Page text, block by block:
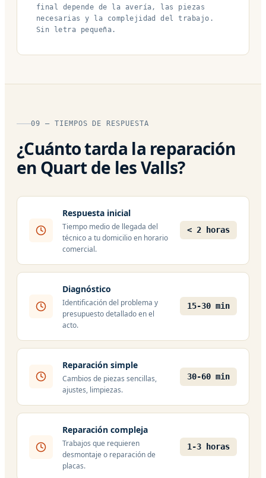
final depende de la avería, las piezas
necesarias y la complejidad del trabajo.
Sin letra pequeña.
09 — TIEMPOS DE RESPUESTA
¿Cuánto tarda la reparación
en Quart de les Valls?
Respuesta inicial
Tiempo medio de llegada del
técnico a tu domicilio en horario
comercial.
< 2 horas
Diagnóstico
Identificación del problema y
presupuesto detallado en el
acto.
15-30 min
Reparación simple
Cambios de piezas sencillas,
ajustes, limpiezas.
30-60 min
Reparación compleja
Trabajos que requieren
desmontaje o reparación de
placas.
1-3 horas